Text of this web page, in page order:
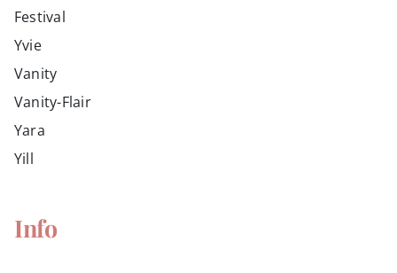
Festival
Yvie
Vanity
Vanity-Flair
Yara
Yill
Info